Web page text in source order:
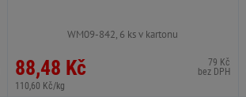
WM09-842, 6 ks v kartonu
88,48 Kč
110,60 Kč/kg
79 Kč
bez DPH